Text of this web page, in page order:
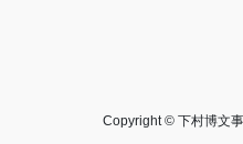
Copyright © 下村博文